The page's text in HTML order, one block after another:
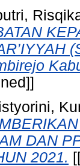
DAN
2021.